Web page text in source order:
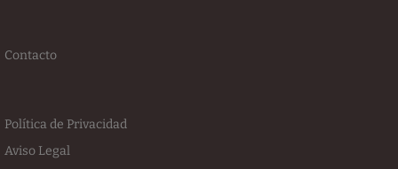
Contacto
Política de Privacidad
Aviso Legal